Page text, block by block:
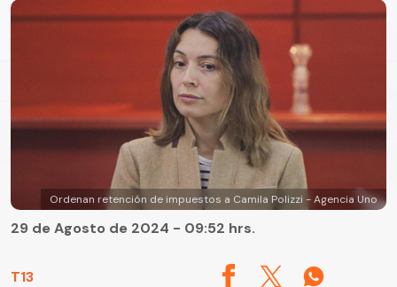
Ordenan retención de impuestos a Camila Polizzi - Agencia Uno
T13
29 de Agosto de 2024 - 09:52 hrs.